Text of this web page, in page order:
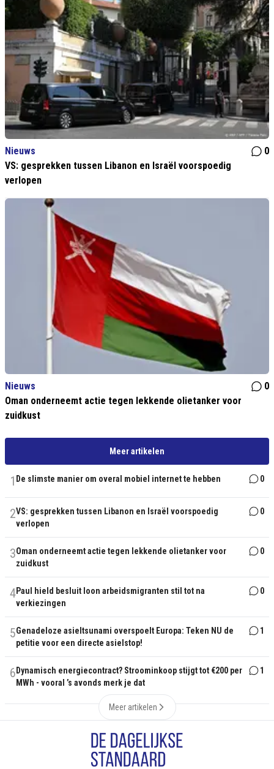
Nieuws
0
VS: gesprekken tussen Libanon en Israël voorspoedig
verlopen
Nieuws
0
Oman onderneemt actie tegen lekkende olietanker voor
zuidkust
Meer artikelen
1 De slimste manier om overal mobiel internet te hebben 0
2VS: gesprekken tussen Libanon en Israël voorspoedig
verlopen
0
3Oman onderneemt actie tegen lekkende olietanker voor
zuidkust
0
4Paul hield besluit loon arbeidsmigranten stil tot na
verkiezingen
0
5Genadeloze asieltsunami overspoelt Europa: Teken NU de
petitie voor een directe asielstop!
1
6 Dynamisch energiecontract? Stroominkoop stijgt tot €200 per
MWh - vooral ’s avonds merk je dat
1
Meer artikelen